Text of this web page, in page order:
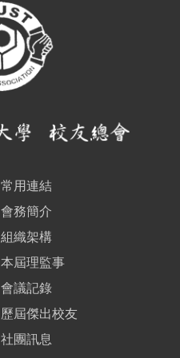
常用連結
會務簡介
組織架構
本屆理監事
會議記錄
歷屆傑出校友
社團訊息